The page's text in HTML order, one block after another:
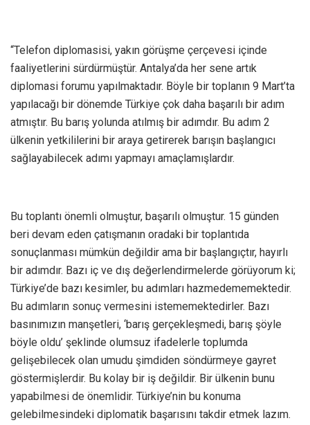
“Telefon diplomasisi, yakın görüşme çerçevesi içinde
faaliyetlerini sürdürmüştür. Antalya’da her sene artık
diplomasi forumu yapılmaktadır. Böyle bir toplanın 9 Mart’ta
yapılacağı bir dönemde Türkiye çok daha başarılı bir adım
atmıştır. Bu barış yolunda atılmış bir adımdır. Bu adım 2
ülkenin yetkililerini bir araya getirerek barışın başlangıcı
sağlayabilecek adımı yapmayı amaçlamışlardır.
Bu toplantı önemli olmuştur, başarılı olmuştur. 15 günden
beri devam eden çatışmanın oradaki bir toplantıda
sonuçlanması mümkün değildir ama bir başlangıçtır, hayırlı
bir adımdır. Bazı iç ve dış değerlendirmelerde görüyorum ki;
Türkiye’de bazı kesimler, bu adımları hazmedememektedir.
Bu adımların sonuç vermesini istememektedirler. Bazı
basınımızın manşetleri, ‘barış gerçekleşmedi, barış şöyle
böyle oldu’ şeklinde olumsuz ifadelerle toplumda
gelişebilecek olan umudu şimdiden söndürmeye gayret
göstermişlerdir. Bu kolay bir iş değildir. Bir ülkenin bunu
yapabilmesi de önemlidir. Türkiye’nin bu konuma
gelebilmesindeki diplomatik başarısını takdir etmek lazım.